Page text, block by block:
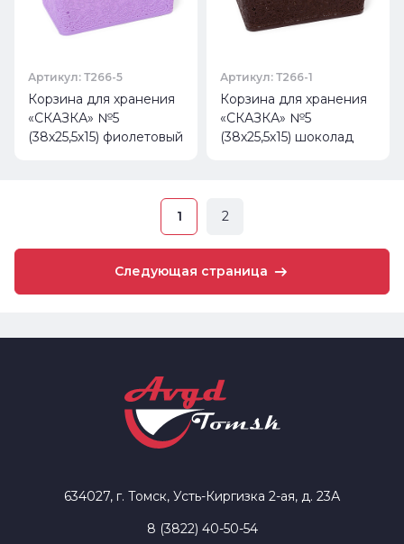
Артикул: Т266-5
Корзина для хранения
«СКАЗКА» №5
(38х25,5х15) фиолетовый
Артикул: Т266-1
Корзина для хранения
«СКАЗКА» №5
(38х25,5х15) шоколад
1 2
Следующая страница
634027, г. Томск, Усть-Киргизка 2-ая, д. 23А
8 (3822) 40-50-54